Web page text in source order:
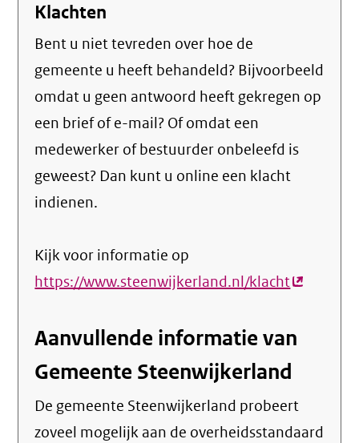
Klachten
Bent u niet tevreden over hoe de
gemeente u heeft behandeld? Bijvoorbeeld
omdat u geen antwoord heeft gekregen op
een brief of e-mail? Of omdat een
medewerker of bestuurder onbeleefd is
geweest? Dan kunt u online een klacht
indienen.
Kijk voor informatie op
https://www.steenwijkerland.nl/klacht(externe
Aanvullende informatie van
Gemeente Steenwijkerland
De gemeente Steenwijkerland probeert
zoveel mogelijk aan de overheidsstandaard